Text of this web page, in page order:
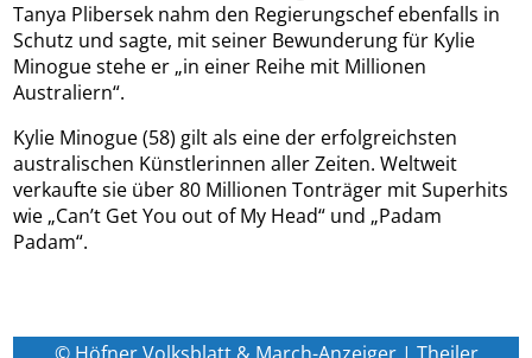
Tanya Plibersek nahm den Regierungschef ebenfalls in
Schutz und sagte, mit seiner Bewunderung für Kylie
Minogue stehe er „in einer Reihe mit Millionen
Australiern“.
Kylie Minogue (58) gilt als eine der erfolgreichsten
australischen Künstlerinnen aller Zeiten. Weltweit
verkaufte sie über 80 Millionen Tonträger mit Superhits
wie „Can’t Get You out of My Head“ und „Padam
Padam“.